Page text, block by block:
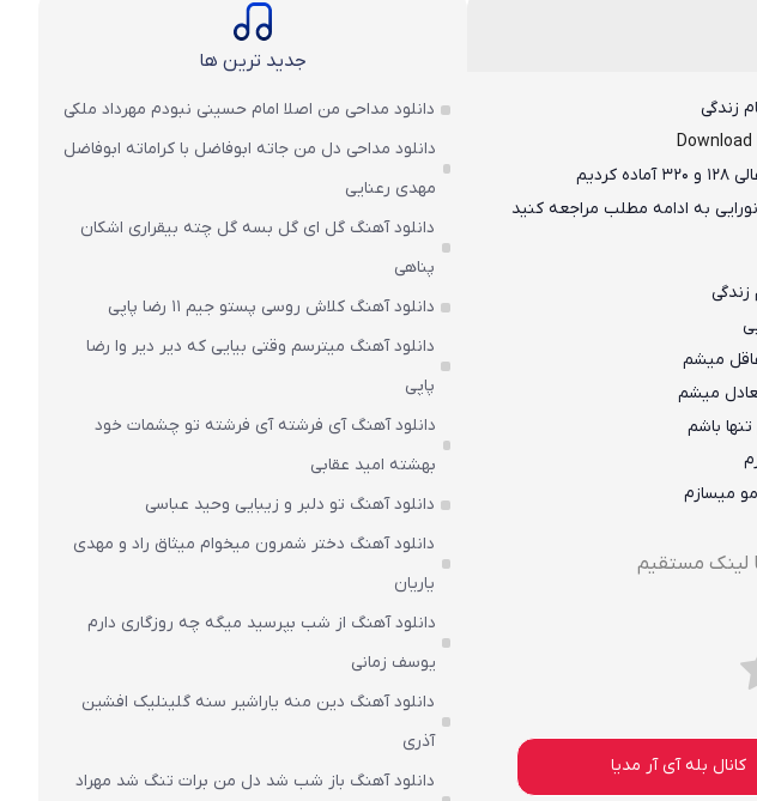
زندگی
کردیم
به ادامه مطلب مراجعه کنید
میشم
میشم
باشم
میسازم
لینک مستقیم
کانال بله آی آر مدیا
جدید ترین ها
دانلود مداحی من اصلا امام حسینی نبودم مهرداد ملکی
دانلود مداحی دل من جاته ابوفاضل با کراماته ابوفاضل
مهدی رعنایی
دانلود آهنگ گل ای گل بسه گل چته بیقراری اشکان
پناهی
دانلود آهنگ کلاش روسی پستو جیم ۱۱ رضا پاپی
دانلود آهنگ میترسم وقتی بیایی که دیر دیر وا رضا
پاپی
دانلود آهنگ آی فرشته آی فرشته تو چشمات خود
بهشته امید عقابی
دانلود آهنگ تو دلبر و زیبایی وحید عباسی
دانلود آهنگ دختر شمرون میخوام میثاق راد و مهدی
یاریان
دانلود آهنگ از شب بپرسید میگه چه روزگاری دارم
یوسف زمانی
دانلود آهنگ دین منه یاراشیر سنه گلینلیک افشین
آذری
دانلود آهنگ باز شب شد دل من برات تنگ شد مهراد